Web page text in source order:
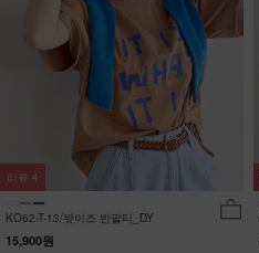
KO62-T-13/왓이즈 반팔티_DY
15,900원
리뷰 4